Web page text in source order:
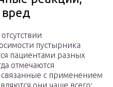
пустырника
пациентами разных
отмечаются
с применением
они чаще всего: